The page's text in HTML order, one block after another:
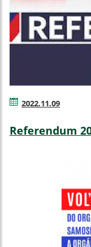
2022.11.09
Referendum